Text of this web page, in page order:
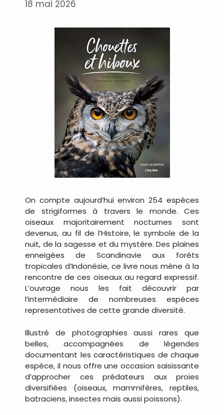
18 mai 2026
On compte aujourd’hui environ 254 espèces
de strigiformes à travers le monde. Ces
oiseaux majoritairement nocturnes sont
devenus, au fil de l’Histoire, le symbole de la
nuit, de la sagesse et du mystère. Des plaines
enneigées de Scandinavie aux forêts
tropicales d’Indonésie, ce livre nous mène à la
rencontre de ces oiseaux au regard expressif.
L’ouvrage nous les fait découvrir par
l’intermédiaire de nombreuses espèces
representatives de cette grande diversité.
Illustré de photographies aussi rares que
belles, accompagnées de légendes
documentant les caractéristiques de chaque
espèce, il nous offre une occasion saisissante
d’approcher ces prédateurs aux proies
diversifiées (oiseaux, mammifères, reptiles,
batraciens, insectes mais aussi poissons).